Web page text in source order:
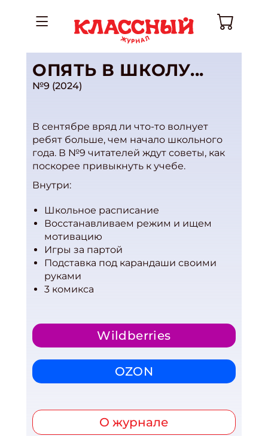
ОПЯТЬ В ШКОЛУ...
№9 (2024)
В сентябре вряд ли что-то волнует
ребят больше, чем начало школьного
года. В №9 читателей ждут советы, как
поскорее привыкнуть к учебе.
Внутри:
Школьное расписание
Восстанавливаем режим и ищем
мотивацию
Игры за партой
Подставка под карандаши своими
руками
3 комикса
Wildberries
OZON
О журнале